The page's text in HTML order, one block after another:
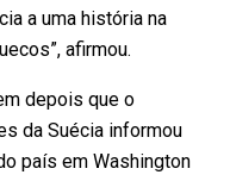
a uma história na
afirmou.
depois que o
da Suécia informou
país em Washington